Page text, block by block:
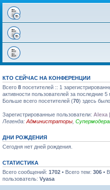
КТО СЕЙЧАС НА КОНФЕРЕНЦИИ
Всего 8 посетителей :: 1
активности пользователей за последние 5
Больше всего посетителей (70) здесь
Зарегистрированные пользователи: Alexa
Легенда: Администраторы
ДНИ РОЖДЕНИЯ
Сегодня нет дней рождения.
СТАТИСТИКА
Всего сообщений: 1702 • Всего тем: 306 •
пользователь: Vyasa